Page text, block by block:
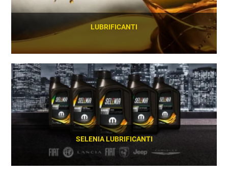
LUBRIFICANTI
SCOPRI
SELENIA LUBRIFICANTI